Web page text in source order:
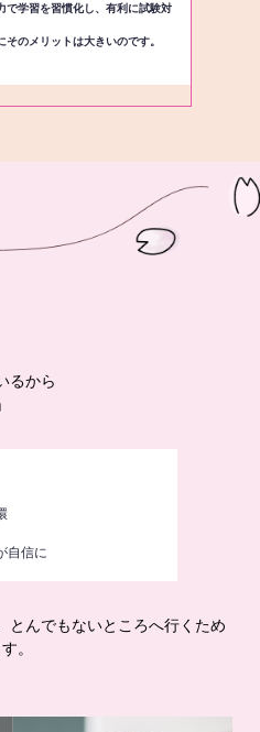
で学習を習慣化し、有利に試験対
のメリットは大きいのです。
るから
自信に
とんでもないところへ行くため
。